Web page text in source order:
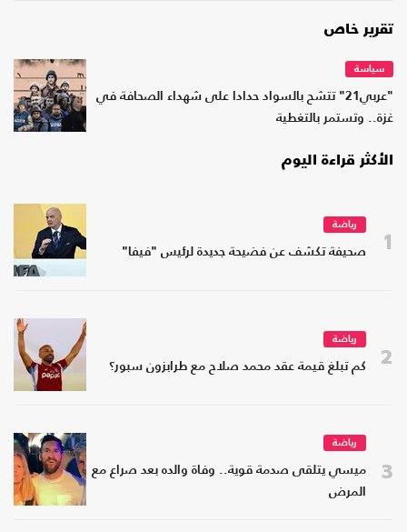
تقرير خاص
سياسة
"عربي21" تتشح بالسواد حدادا على شهداء الصحافة في
غزة.. وتستمر بالتغطية
الأكثر قراءة اليوم
1
رياضة
صحيفة تكشف عن فضيحة جديدة لرئيس "فيفا"
2
رياضة
كم تبلغ قيمة عقد محمد صلاح مع طرابزون سبور؟
3
رياضة
ميسي يتلقى صدمة قوية.. وفاة والده بعد صراع مع
المرض